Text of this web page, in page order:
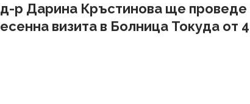
д-р Дарина Кръстинова ще проведе
есенна визита в Болница Токуда от